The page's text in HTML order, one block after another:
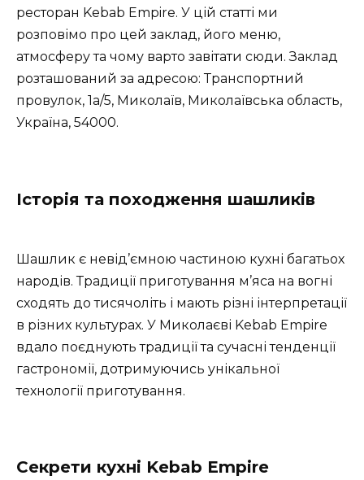
ресторан Kebab Empire. У цій статті ми
розповімо про цей заклад, його меню,
атмосферу та чому варто завітати сюди. Заклад
розташований за адресою: Транспортний
провулок, 1а/5, Миколаїв, Миколаївська область,
Україна, 54000.
Історія та походження шашликів
Шашлик є невід’ємною частиною кухні багатьох
народів. Традиції приготування м’яса на вогні
сходять до тисячоліть і мають різні інтерпретації
в різних культурах. У Миколаєві Kebab Empire
вдало поєднують традиції та сучасні тенденції
гастрономії, дотримуючись унікальної
технології приготування.
Секрети кухні Kebab Empire